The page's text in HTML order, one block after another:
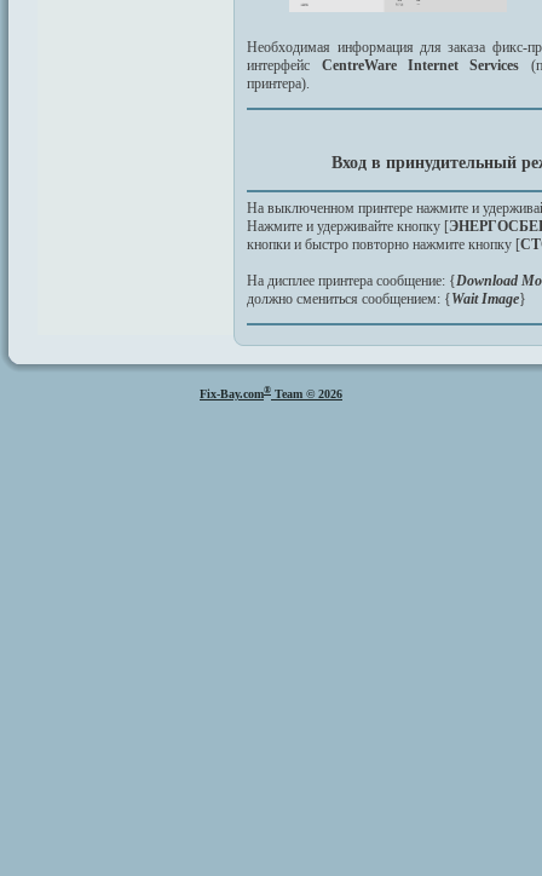
Необходимая информация для заказа фикс-
интерфейс CentreWare Internet Services
принтера).
Вход в принудительный
На выключенном принтере нажмите и
Нажмите и удерживайте кнопку [
кнопки и быстро повторно нажмите кнопку [
На дисплее принтера сообщение: {Download
должно смениться сообщением: {Wait Image}
Fix-Bay.com® Team © 2026